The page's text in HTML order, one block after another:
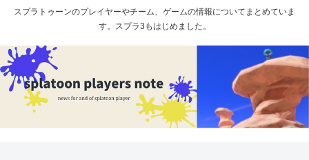
スプラトゥーンのプレイヤーやチーム、ゲームの情報についてまとめていま
す。スプラ3もはじめました。